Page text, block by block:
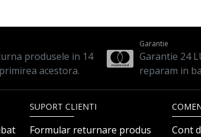
produsele in 14
acestora.
Garantie
Garantie 24
reparam in
SUPORT CLIENTI
Formular returnare produs
Cont